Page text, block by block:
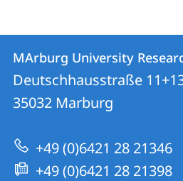
Kontakt
und
Informationen
zur
Website
Kontaktinformationen
MArburg
University
Research
Academy
MArburg University
Deutschhausstraße
35032 Marburg
+49 (0)6421 28 21346
+49 (0)6421 28 21398